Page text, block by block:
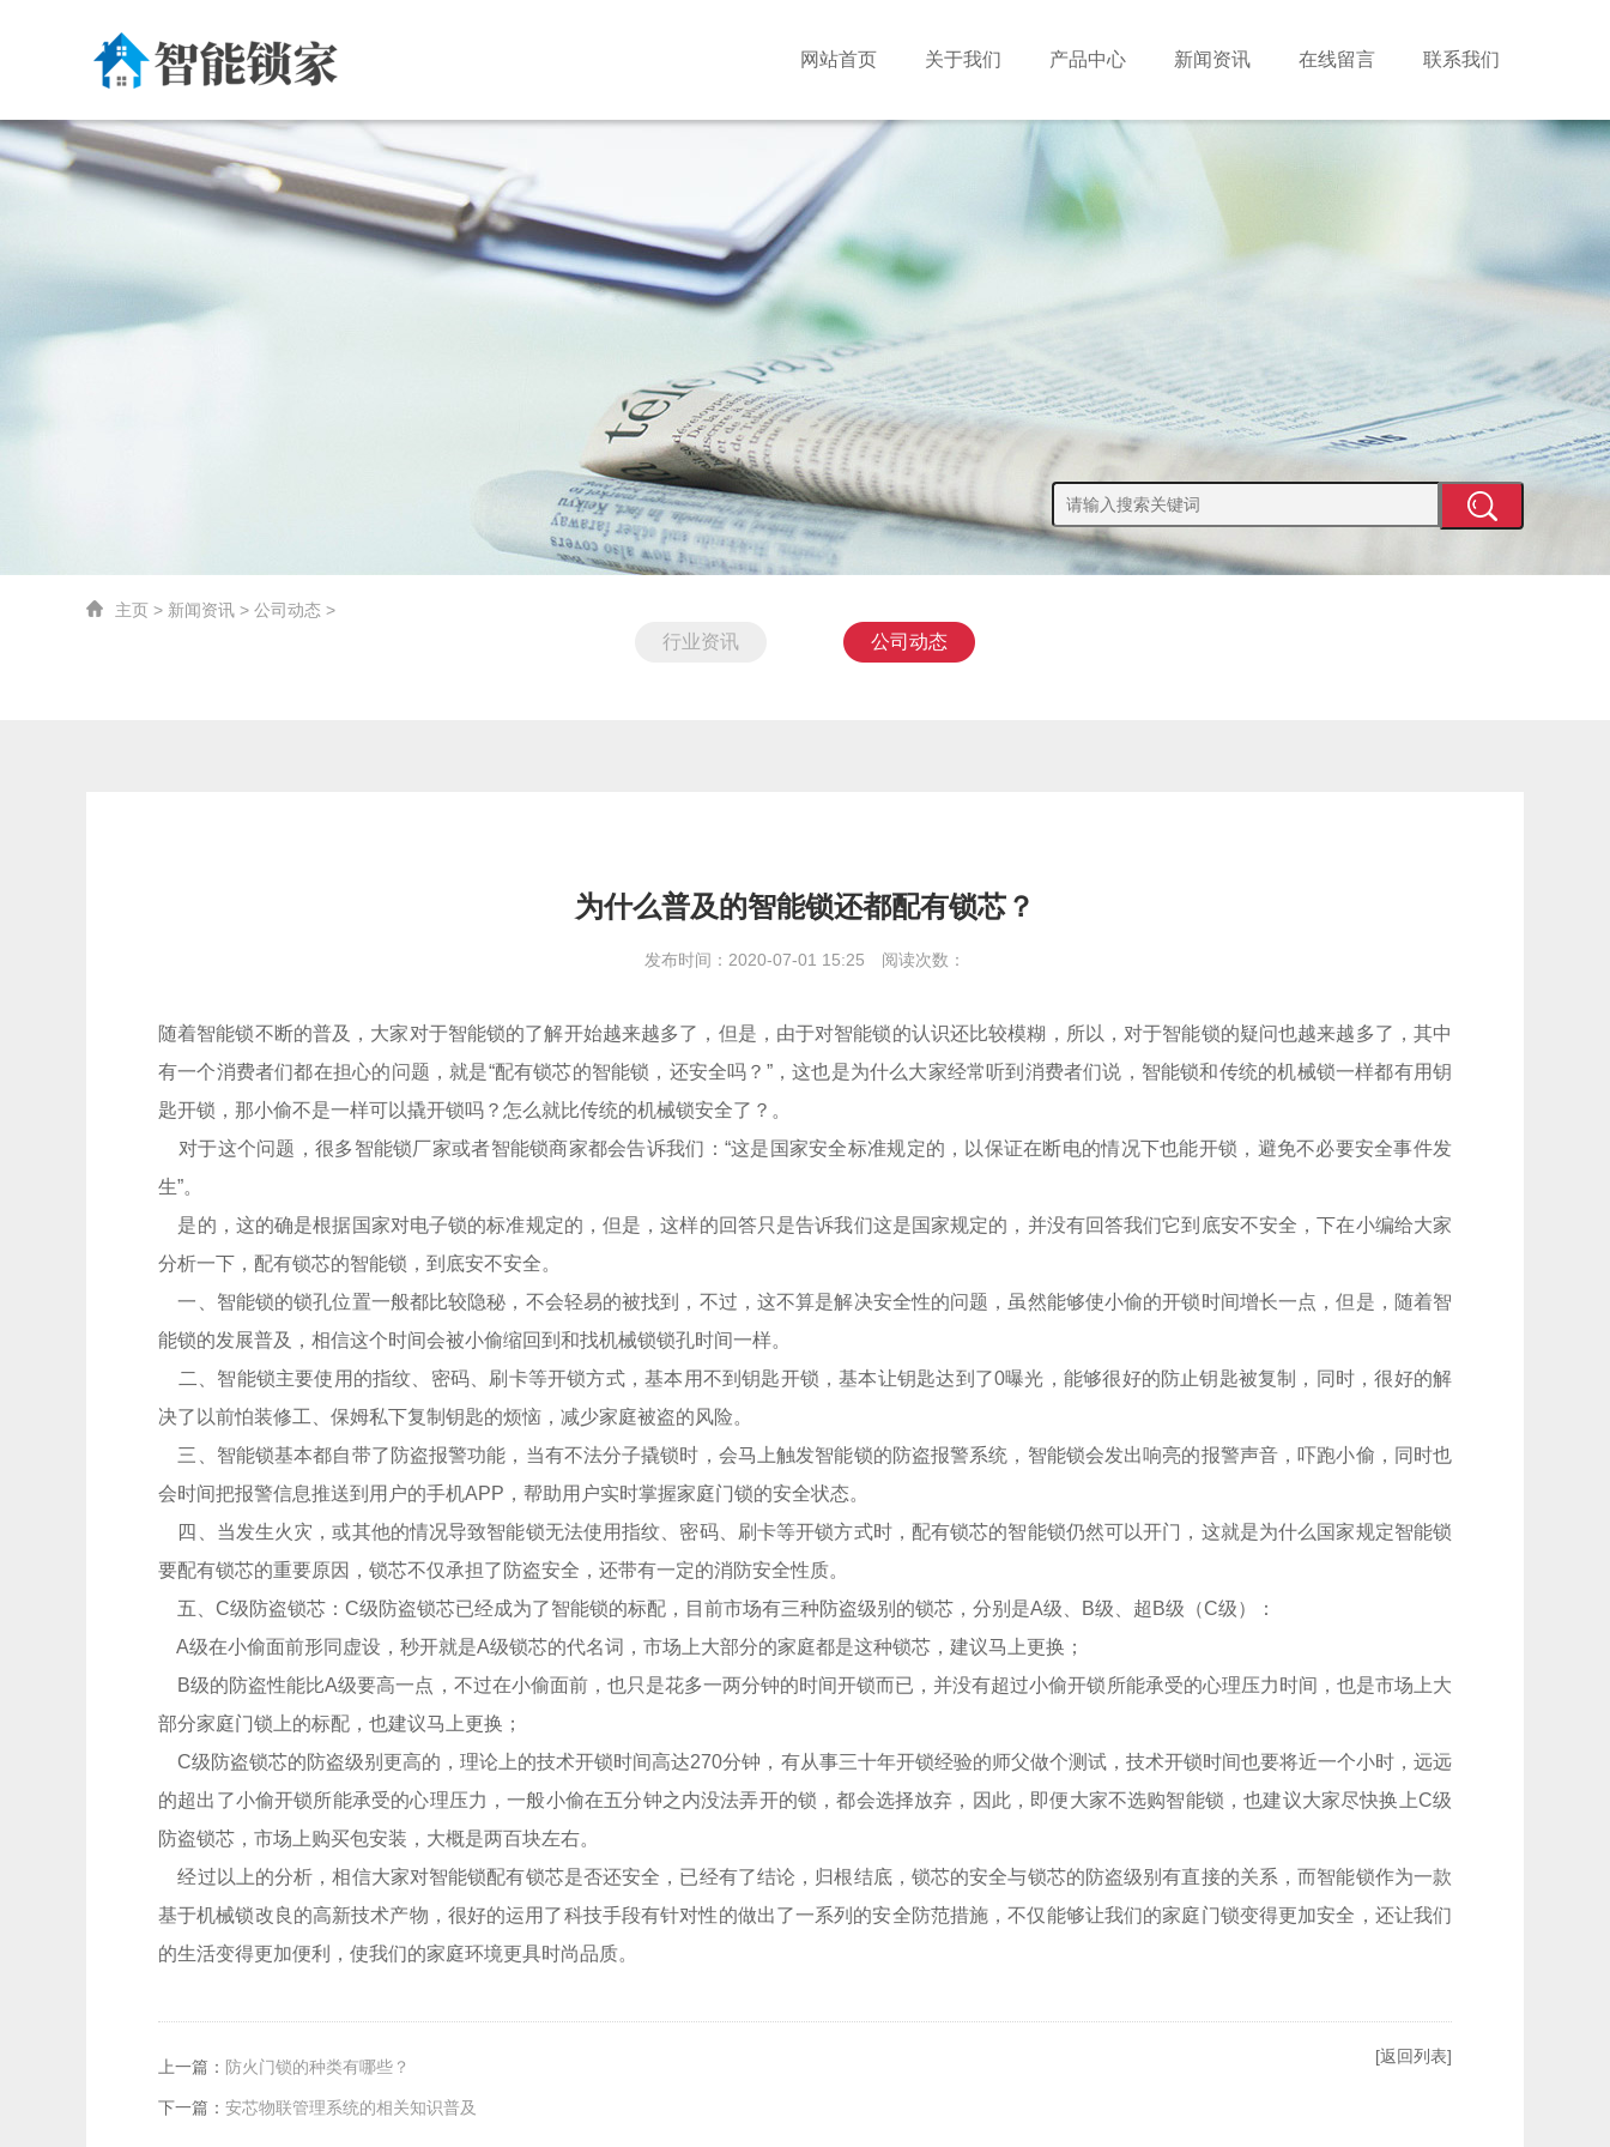
网站首页 关于我们 产品中心 新闻资讯 在线留言 联系我们
主页 > 新闻资讯 > 公司动态 >
行业资讯 公司动态
为什么普及的智能锁还都配有锁芯？
发布时间：2020-07-01 15:25 阅读次数：
随着智能锁不断的普及，大家对于智能锁的了解开始越来越多了，但是，由于对智能锁的认识还比较模糊，所以，对于智能锁的疑问也越来越多了，其中
有一个消费者们都在担心的问题，就是“配有锁芯的智能锁，还安全吗？”，这也是为什么大家经常听到消费者们说，智能锁和传统的机械锁一样都有用钥
匙开锁，那小偷不是一样可以撬开锁吗？怎么就比传统的机械锁安全了？。
对于这个问题，很多智能锁厂家或者智能锁商家都会告诉我们：“这是国家安全标准规定的，以保证在断电的情况下也能开锁，避免不必要安全事件发
生”。
是的，这的确是根据国家对电子锁的标准规定的，但是，这样的回答只是告诉我们这是国家规定的，并没有回答我们它到底安不安全，下在小编给大家
分析一下，配有锁芯的智能锁，到底安不安全。
一、智能锁的锁孔位置一般都比较隐秘，不会轻易的被找到，不过，这不算是解决安全性的问题，虽然能够使小偷的开锁时间增长一点，但是，随着智
能锁的发展普及，相信这个时间会被小偷缩回到和找机械锁锁孔时间一样。
二、智能锁主要使用的指纹、密码、刷卡等开锁方式，基本用不到钥匙开锁，基本让钥匙达到了0曝光，能够很好的防止钥匙被复制，同时，很好的解
决了以前怕装修工、保姆私下复制钥匙的烦恼，减少家庭被盗的风险。
三、智能锁基本都自带了防盗报警功能，当有不法分子撬锁时，会马上触发智能锁的防盗报警系统，智能锁会发出响亮的报警声音，吓跑小偷，同时也
会时间把报警信息推送到用户的手机APP，帮助用户实时掌握家庭门锁的安全状态。
四、当发生火灾，或其他的情况导致智能锁无法使用指纹、密码、刷卡等开锁方式时，配有锁芯的智能锁仍然可以开门，这就是为什么国家规定智能锁
要配有锁芯的重要原因，锁芯不仅承担了防盗安全，还带有一定的消防安全性质。
五、C级防盗锁芯：C级防盗锁芯已经成为了智能锁的标配，目前市场有三种防盗级别的锁芯，分别是A级、B级、超B级（C级）：
A级在小偷面前形同虚设，秒开就是A级锁芯的代名词，市场上大部分的家庭都是这种锁芯，建议马上更换；
B级的防盗性能比A级要高一点，不过在小偷面前，也只是花多一两分钟的时间开锁而已，并没有超过小偷开锁所能承受的心理压力时间，也是市场上大
部分家庭门锁上的标配，也建议马上更换；
C级防盗锁芯的防盗级别更高的，理论上的技术开锁时间高达270分钟，有从事三十年开锁经验的师父做个测试，技术开锁时间也要将近一个小时，远远
的超出了小偷开锁所能承受的心理压力，一般小偷在五分钟之内没法弄开的锁，都会选择放弃，因此，即便大家不选购智能锁，也建议大家尽快换上C级
防盗锁芯，市场上购买包安装，大概是两百块左右。
经过以上的分析，相信大家对智能锁配有锁芯是否还安全，已经有了结论，归根结底，锁芯的安全与锁芯的防盗级别有直接的关系，而智能锁作为一款
基于机械锁改良的高新技术产物，很好的运用了科技手段有针对性的做出了一系列的安全防范措施，不仅能够让我们的家庭门锁变得更加安全，还让我们
的生活变得更加便利，使我们的家庭环境更具时尚品质。
上一篇： 防火门锁的种类有哪些？
下一篇： 安芯物联管理系统的相关知识普及
[返回列表]